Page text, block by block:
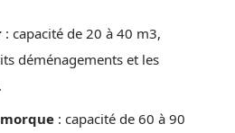
: capacité de 20 à 40 m3,
déménagements et les
: capacité de 60 à 90